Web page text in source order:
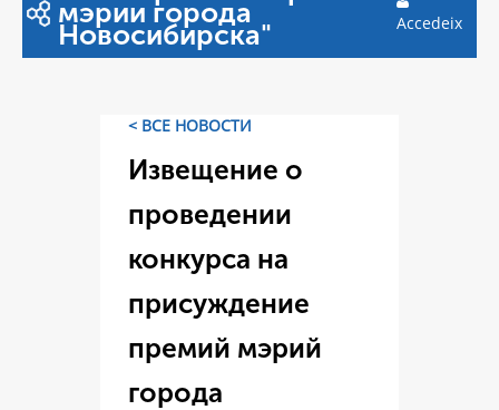
мэрии города
Новосибирска" Accedeix
< ВСЕ НОВОСТИ
Извещение о
проведении
конкурса на
присуждение
премий мэрий
города